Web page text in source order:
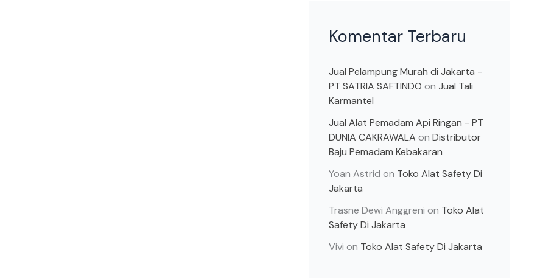
Komentar Terbaru
Jual Pelampung Murah di Jakarta -
PT SATRIA SAFTINDO on Jual Tali
Karmantel
Jual Alat Pemadam Api Ringan - PT
DUNIA CAKRAWALA on Distributor
Baju Pemadam Kebakaran
Yoan Astrid on Toko Alat Safety Di
Jakarta
Trasne Dewi Anggreni on Toko Alat
Safety Di Jakarta
Vivi on Toko Alat Safety Di Jakarta